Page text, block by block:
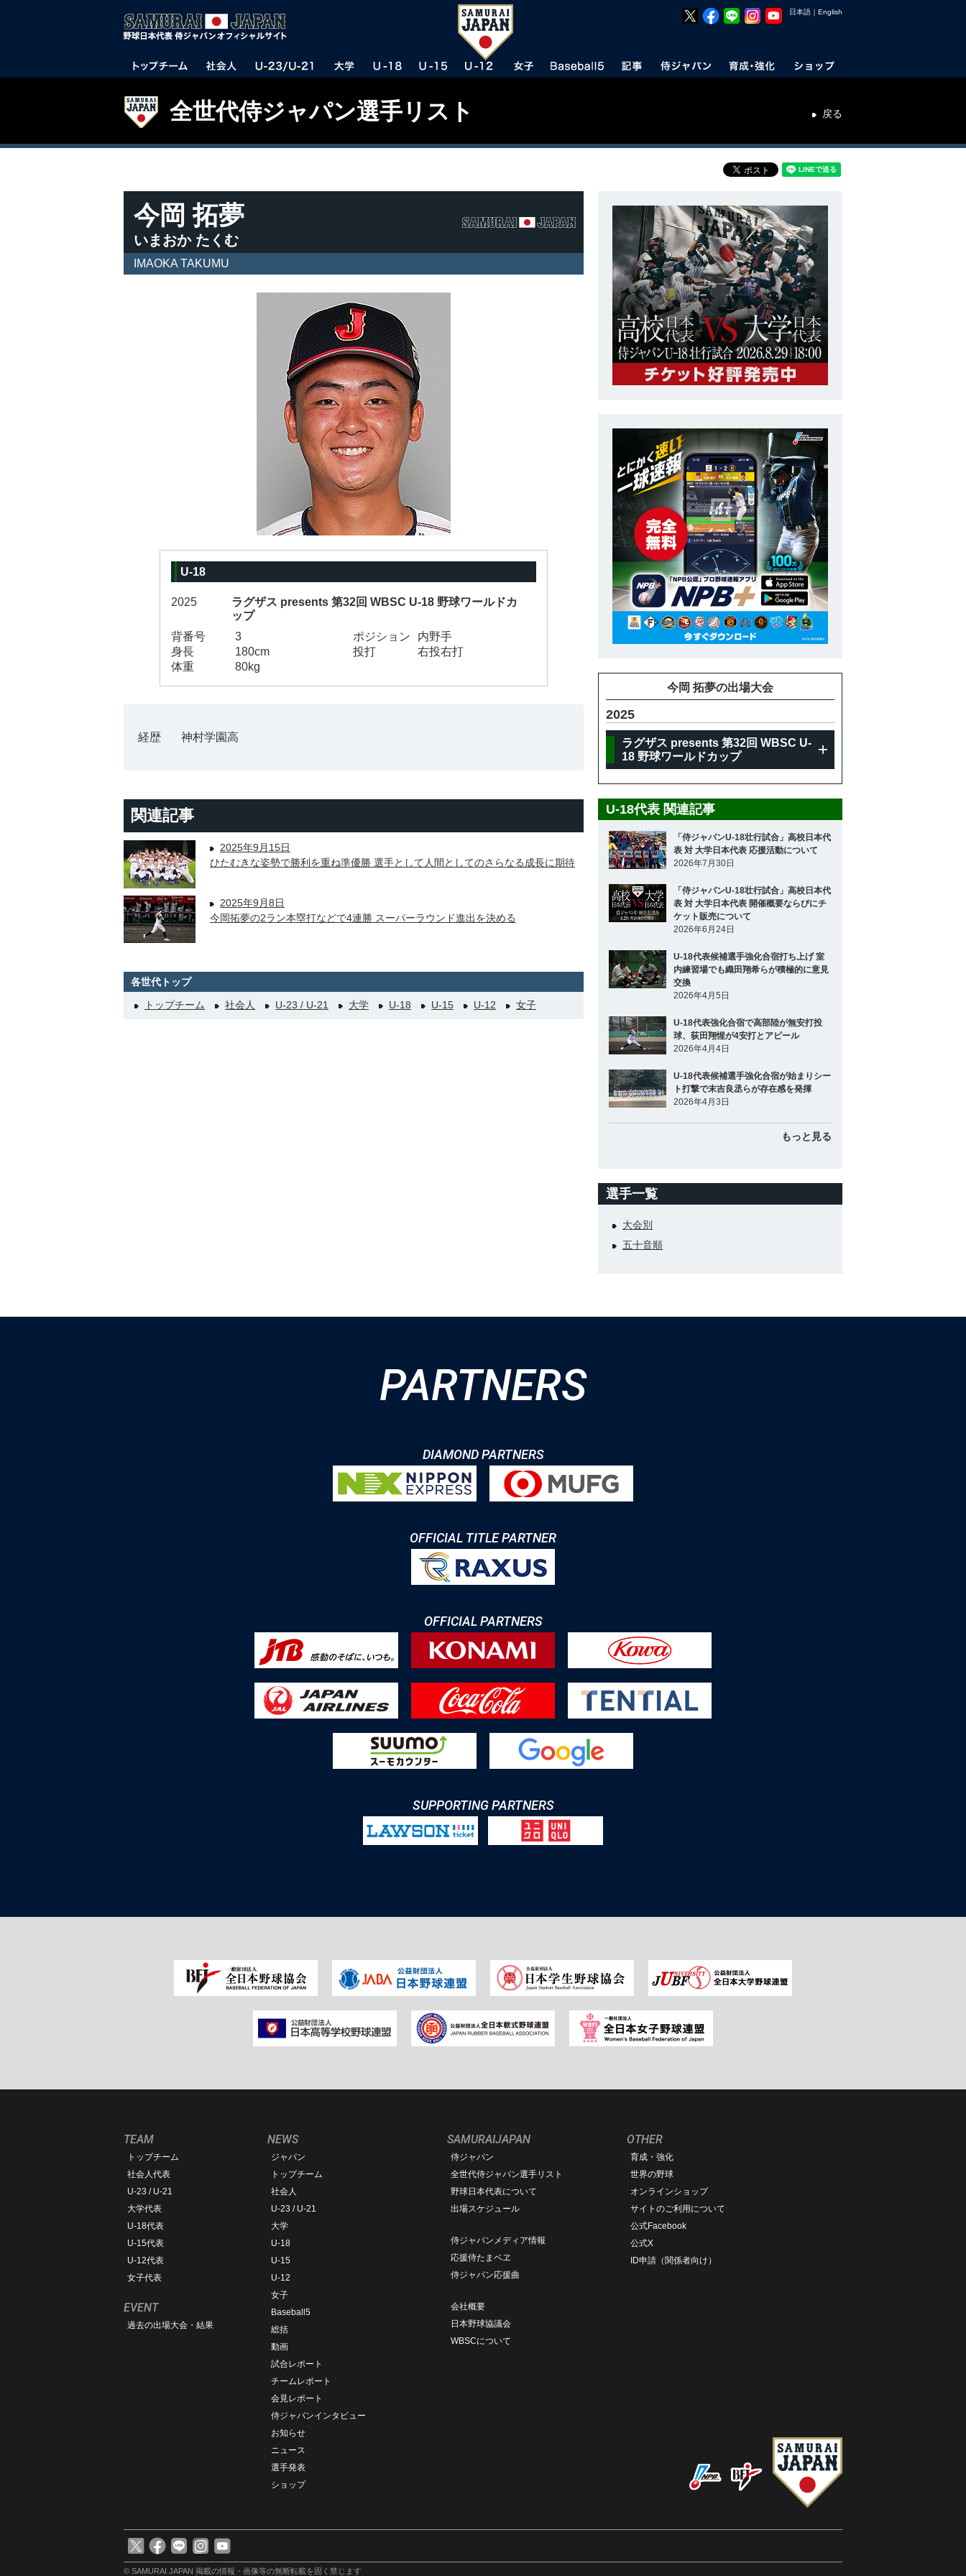
日本語 ｜ English
全世代侍ジャパン選手リスト 戻る
今岡 拓夢
いまおか たくむ
IMAOKA TAKUMU
U-18
2025
ラグザス presents 第32回 WBSC U-18 野球ワールドカ
ップ
背番号
3 ポジション
内野手
身長
180cm 投打
右投右打
体重
80kg
経歴 神村学園高
関連記事
2025年9月15日
ひたむきな姿勢で勝利を重ね準優勝 選手として人間としてのさらなる成長に期待
2025年9月8日
今岡拓夢の2ラン本塁打などで4連勝 スーパーラウンド進出を決める
各世代トップ
トップチーム
社会人 U-23 / U-21 大学 U-18 U-15 U-12 女子
今岡 拓夢の出場大会
2025
ラグザス presents 第32回 WBSC U-
18 野球ワールドカップ
U-18代表 関連記事
「侍ジャパンU-18壮行試合」高校日本代
表 対 大学日本代表 応援活動について
2026年7月30日
「侍ジャパンU-18壮行試合」高校日本代
表 対 大学日本代表 開催概要ならびにチ
ケット販売について
2026年6月24日
U-18代表候補選手強化合宿打ち上げ 室
内練習場でも織田翔希らが積極的に意見
交換
2026年4月5日
U-18代表強化合宿で高部陸が無安打投
球、荻田翔惺が4安打とアピール
2026年4月4日
U-18代表候補選手強化合宿が始まりシー
ト打撃で末吉良丞らが存在感を発揮
2026年4月3日
もっと見る
選手一覧
大会別
五十音順
PARTNERS
DIAMOND PARTNERS
OFFICIAL TITLE PARTNER
OFFICIAL PARTNERS
SUPPORTING PARTNERS
TEAM
トップチーム
社会人代表
U-23 / U-21
大学代表
U-18代表
U-15代表
U-12代表
女子代表
EVENT
過去の出場大会・結果
NEWS
ジャパン
トップチーム
社会人
U-23 / U-21
大学
U-18
U-15
U-12
女子
Baseball5
総括
動画
試合レポート
チームレポート
会見レポート
侍ジャパンインタビュー
お知らせ
ニュース
選手発表
ショップ
SAMURAIJAPAN
侍ジャパン
全世代侍ジャパン選手リスト
野球日本代表について
出場スケジュール
侍ジャパンメディア情報
応援侍たまベヱ
侍ジャパン応援曲
会社概要
日本野球協議会
WBSCについて
OTHER
育成・強化
世界の野球
オンラインショップ
サイトのご利用について
公式Facebook
公式X
ID申請（関係者向け）
© SAMURAI JAPAN 掲載の情報・画像等の無断転載を固く禁じます